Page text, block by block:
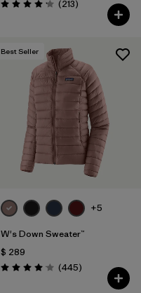
Valoración: 4.2 / 5
(213Comentarios
)
Best Seller
+5
W's Down Sweater™
$ 289
Valoración: 4.1 / 5
(445Comentarios
)